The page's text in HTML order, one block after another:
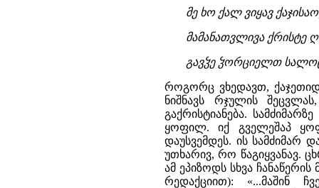
მე ხო ქალ ვიყავ
მამანათვლივა ქრისტე
გავჴე ჴორციელთ
როგორც ვხედავთ,
ნიშნავს რჯულის
გაქრისტიანება.
ყოფილ. იქ გველეშაპ
დაუსვემდეს. ის სამძიმარ
უთხარივ, რო წაგიყვანავ.
ამ ეპიზოდს სხვა
რედაქციით): «...მაშინ